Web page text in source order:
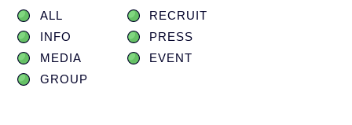
ALL
RECRUIT
INFO
PRESS
MEDIA
EVENT
GROUP